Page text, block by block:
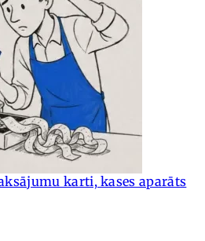
karti, kases aparāts